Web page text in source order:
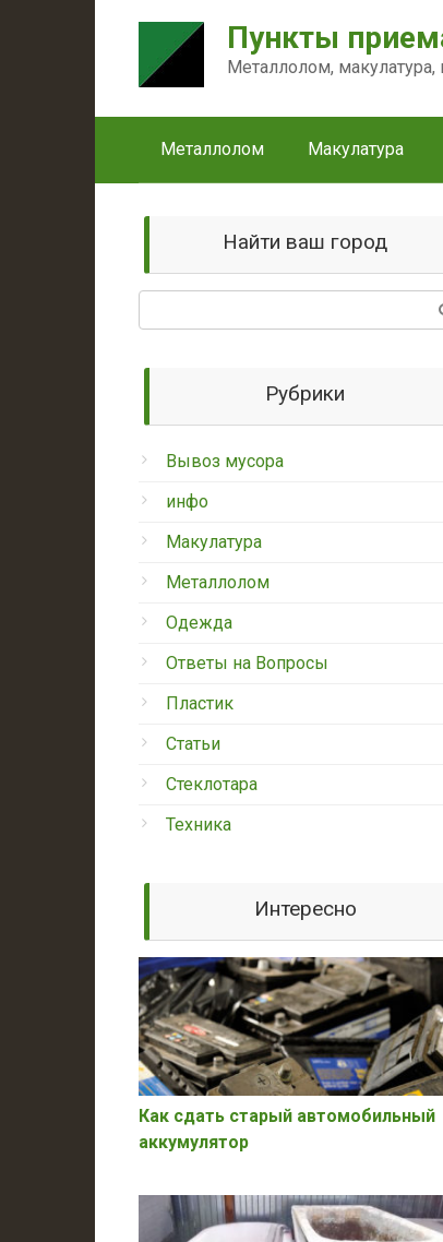
Пункты
Металлолом,
Металлолом Макулатура
Найти ваш город
Рубрики
Вывоз мусора
инфо
Макулатура
Металлолом
Одежда
Ответы на Вопросы
Пластик
Статьи
Стеклотара
Техника
Интересно
Как сдать старый автомобильный
аккумулятор